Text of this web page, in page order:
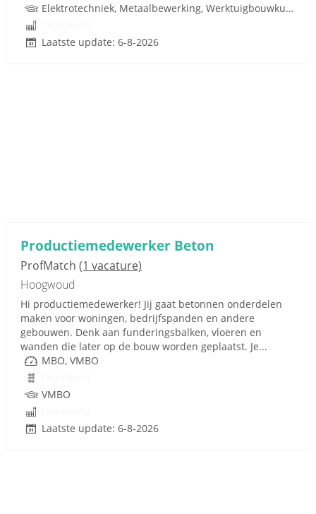
Elektrotechniek, Metaalbewerking, Werktuigbouwkunde, Metaal, PLC, Techniek, W-Installaties, VMBO
Laatste update: 6-8-2026
Productiemedewerker Beton
ProfMatch (1 vacature)
Hoogwoud
Hi productiemedewerker! Jij gaat betonnen onderdelen
maken voor woningen, bedrijfspanden en andere
gebouwen. Denk aan funderingsbalken, vloeren en
wanden die later op de bouw worden geplaatst. Je...
MBO, VMBO
VMBO
Laatste update: 6-8-2026